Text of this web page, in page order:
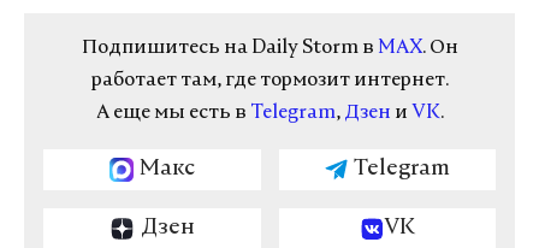
Подпишитесь на Daily Storm в MAX. Он
работает там, где тормозит интернет.
А еще мы есть в Telegram, Дзен и VK.
Макс Telegram
Дзен VK